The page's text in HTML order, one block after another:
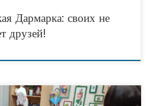
Дармарка: своих не
друзей!